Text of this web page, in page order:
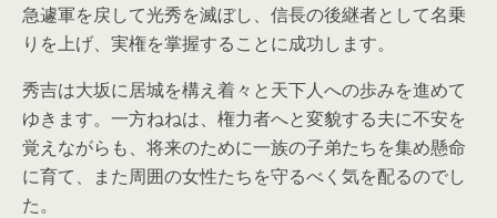
急遽軍を戻して光秀を滅ぼし、信長の後継者として名乗
りを上げ、実権を掌握することに成功します。
秀吉は大坂に居城を構え着々と天下人への歩みを進めて
ゆきます。一方ねねは、権力者へと変貌する夫に不安を
覚えながらも、将来のために一族の子弟たちを集め懸命
に育て、また周囲の女性たちを守るべく気を配るのでし
た。